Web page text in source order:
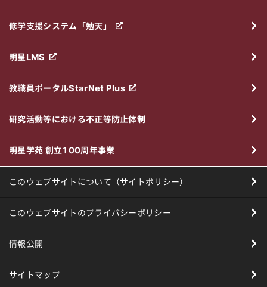
修学支援システム「勉天」
明星LMS
教職員ポータルStarNet Plus
研究活動等における不正等防止体制
明星学苑 創立100周年事業
このウェブサイトについて（サイトポリシー）
このウェブサイトのプライバシーポリシー
情報公開
サイトマップ